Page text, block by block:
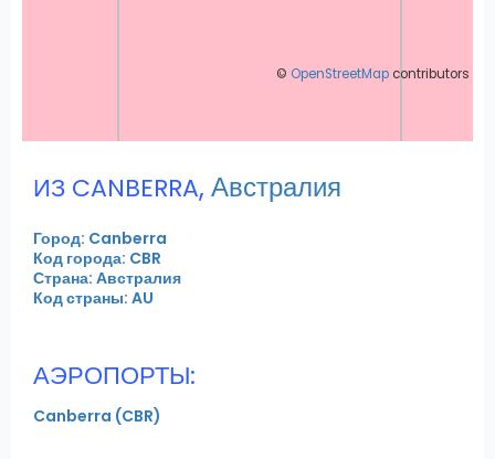
© OpenStreetMap contributors
ИЗ CANBERRA, Австралия
Город: Canberra
Код города: CBR
Страна: Австралия
Код страны: AU
АЭРОПОРТЫ:
Canberra (CBR)